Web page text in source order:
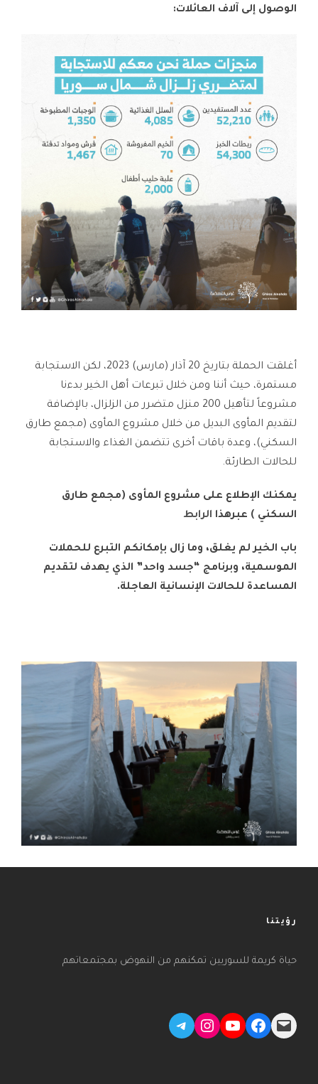
الوصول إلى آلاف العائلات:
أغلقت الحملة بتاريخ 20 آذار (مارس) 2023، لكن الاستجابة
مستمرة، حيث أننا ومن خلال تبرعات أهل الخير بدءنا
مشروعاً لتأهيل 200 منزل متضرر من الزلزال، بالإضافة
لتقديم المأوى البديل من خلال مشروع المأوى (مجمع طارق
السكني)، وعدة باقات أخرى تتضمن الغذاء والاستجابة
للحالات الطارئة.
يمكنك الإطلاع على مشروع المأوى (مجمع طارق
السكني ) عبرهذا الرابط
باب الخير لم يغلق، وما زال بإمكانكم التبرع للحملات
الموسمية، وبرنامج “جسد واحد” الذي يهدف لتقديم
المساعدة للحالات الإنسانية العاجلة.
رؤيتنا
حياة كريمة للسوريين تمكنهم من النهوض بمجتمعاتهم
Mail
Facebook
YouTube
Instagram
Telegram